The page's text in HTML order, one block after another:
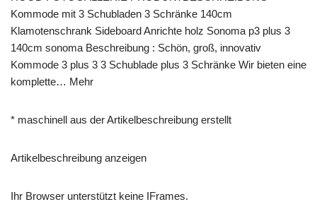
Kommode mit 3 Schubladen 3 Schränke 140cm
Klamotenschrank Sideboard Anrichte holz Sonoma p3 plus 3
140cm sonoma Beschreibung : Schön, groß, innovativ
Kommode 3 plus 3 3 Schublade plus 3 Schränke Wir bieten eine
komplette… Mehr
* maschinell aus der Artikelbeschreibung erstellt
Artikelbeschreibung anzeigen
Ihr Browser unterstützt keine IFrames.